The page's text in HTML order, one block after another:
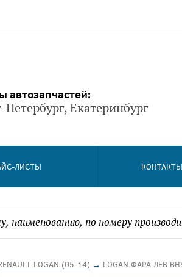
автозапчастей:
Екатеринбург
ЛИСТЫ КОНТАКТЫ
LOGAN (05-14) → LOGAN ФАРА ЛЕВ